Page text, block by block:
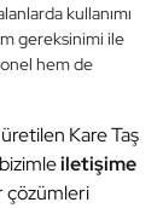
kullanımı
gereksinimi ile
hem de
Kare Taş
iletişime
çözümleri